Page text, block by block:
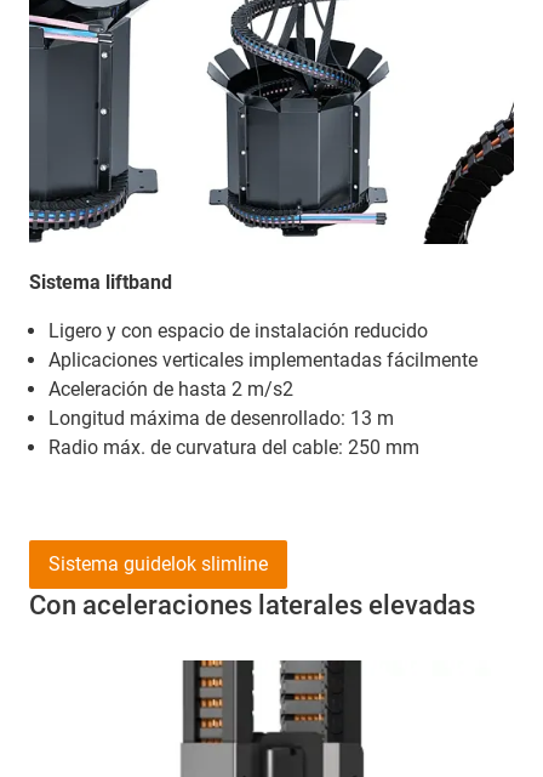
Sistema liftband
Ligero y con espacio de instalación reducido
Aplicaciones verticales implementadas fácilmente
Aceleración de hasta 2 m/s2
Longitud máxima de desenrollado: 13 m
Radio máx. de curvatura del cable: 250 mm
Con aceleraciones laterales elevadas
Sistema guidelok slimline